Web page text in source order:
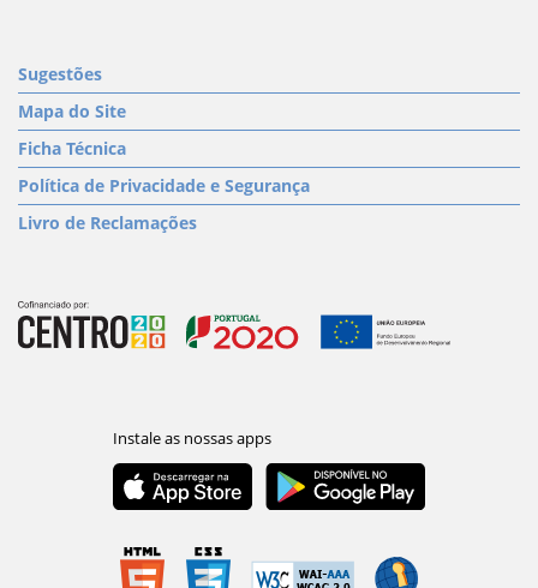
Sugestões
Mapa do Site
Ficha Técnica
Política de Privacidade e Segurança
Livro de Reclamações